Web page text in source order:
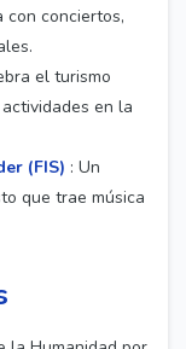
con conciertos,
el turismo
en la
(FIS) : Un
que trae música